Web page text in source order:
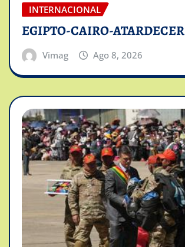
INTERNACIONAL
EGIPTO-CAIRO-ATARDECER
Vimag Ago 8, 2026